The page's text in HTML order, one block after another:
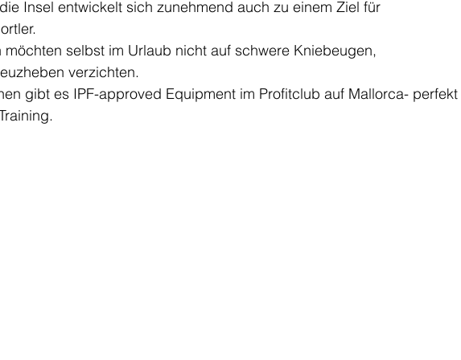
Insel entwickelt sich zunehmend auch zu einem Ziel für
möchten selbst im Urlaub nicht auf schwere Kniebeugen,
verzichten.
gibt es IPF-approved Equipment im Profitclub auf Mallorca- perfekt